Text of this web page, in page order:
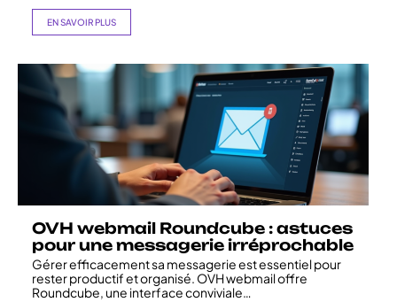
EN SAVOIR PLUS
OVH webmail Roundcube : astuces
pour une messagerie irréprochable
Gérer efficacement sa messagerie est essentiel pour
rester productif et organisé. OVH webmail offre
Roundcube, une interface conviviale…